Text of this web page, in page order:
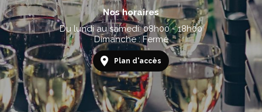
Nos horaires
Du lundi au samedi: 08h00 - 18h00
Dimanche : Fermé
Plan d'accès